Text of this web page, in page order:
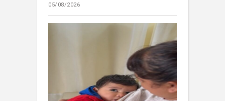
05/08/2026